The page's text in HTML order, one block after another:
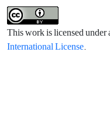
This work is licensed under
International License.